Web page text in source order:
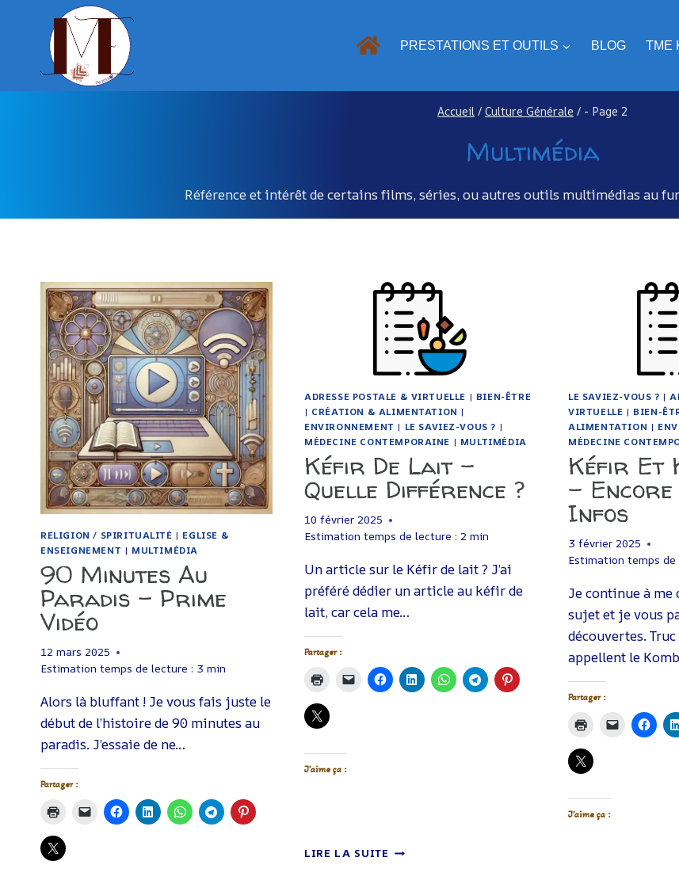
PRESTATIONS ET OUTILS BLOG TME
Accueil / Culture Générale /- Page 2
Multimédia
Référence et intérêt de certains films, séries, ou autres outils multimédias au
RELIGION / SPIRITUALITÉ | EGLISE &
ENSEIGNEMENT | MULTIMÉDIA
90 Minutes Au
Paradis – Prime
Vidéo
12 mars 2025
Estimation temps de lecture : 3 min
Alors là bluffant ! Je vous fais juste le
début de l’histoire de 90 minutes au
paradis. J’essaie de ne…
Partager :
ADRESSE POSTALE & VIRTUELLE | BIEN-ÊTRE
| CRÉATION & ALIMENTATION |
ENVIRONNEMENT | LE SAVIEZ-VOUS ? |
MÉDECINE CONTEMPORAINE | MULTIMÉDIA
Kéfir De Lait –
Quelle Différence ?
10 février 2025
Estimation temps de lecture : 2 min
Un article sur le Kéfir de lait ? J’ai
préféré dédier un article au kéfir de
lait, car cela me…
Partager :
J’aime ça :
LIRE LA SUITE KÉFIR
LE SAVIEZ-VOUS ? |
VIRTUELLE | BIEN-
ALIMENTATION |
MÉDECINE
Kéfir Et
– Encore
Infos
3 février 2025
Estimation temps de
Je continue à me
sujet et je vous
découvertes.
appellent le
Partager :
J’aime ça :